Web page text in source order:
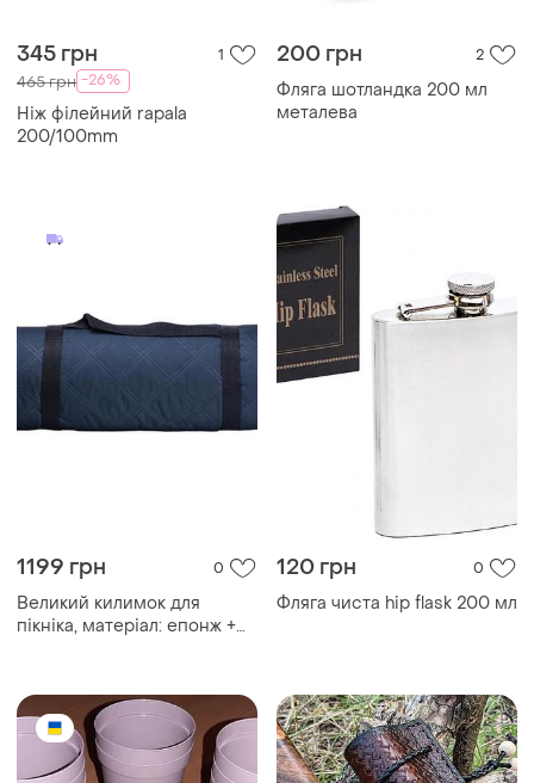
345 грн 1
465 грн -26%
Ніж філейний rapala
200/100mm
200 грн 2
Фляга шотландка 200 мл
металева
1199 грн 0
Великий килимок для
пікніка, матеріал: епонж +
200*200 см
120 грн 0
Фляга чиста hip flask 200 мл